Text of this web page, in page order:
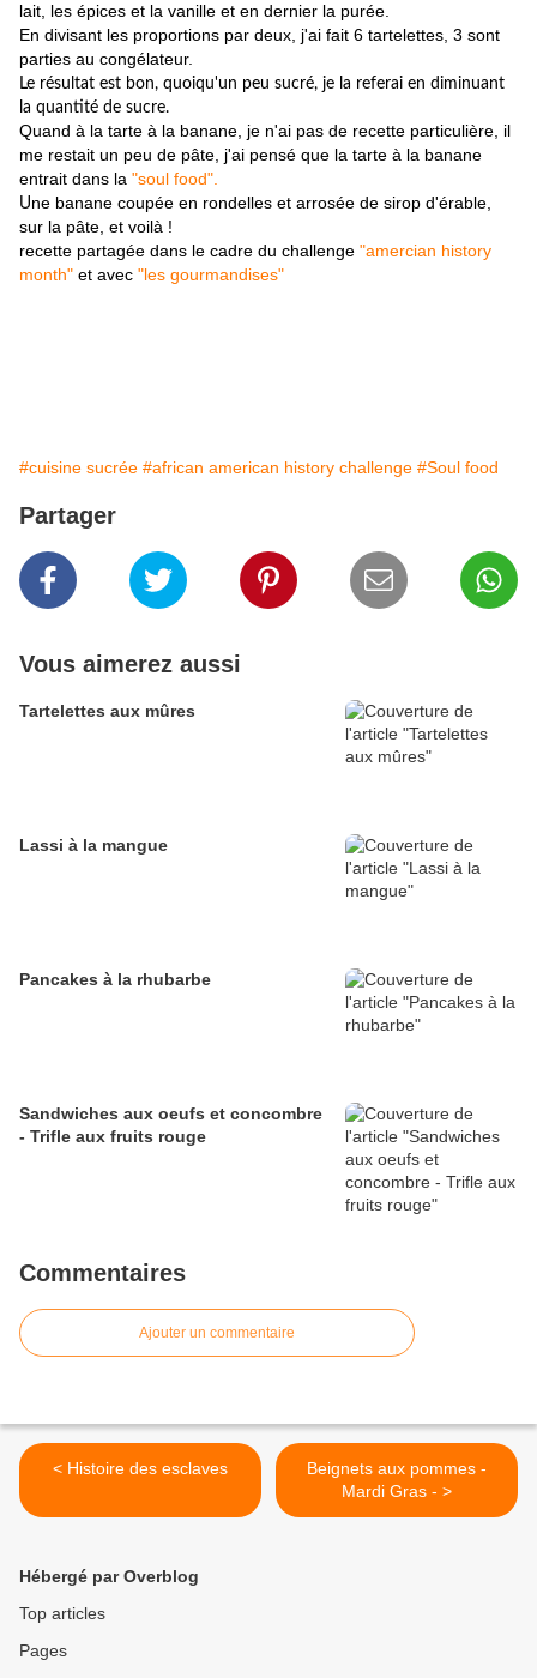
lait, les épices et la vanille et en dernier la purée.
En divisant les proportions par deux, j'ai fait 6 tartelettes, 3 sont
parties au congélateur.
Le résultat est bon, quoiqu'un peu sucré, je la referai en diminuant
la quantité de sucre.
Quand à la tarte à la banane, je n'ai pas de recette particulière, il
me restait un peu de pâte, j'ai pensé que la tarte à la banane
entrait dans la "soul food".
Une banane coupée en rondelles et arrosée de sirop d'érable,
sur la pâte, et voilà !
recette partagée dans le cadre du challenge "amercian history
month" et avec "les gourmandises"
#cuisine sucrée #african american history challenge #Soul food
Partager
Vous aimerez aussi
Tartelettes aux mûres
Lassi à la mangue
Pancakes à la rhubarbe
Sandwiches aux oeufs et concombre
- Trifle aux fruits rouge
Commentaires
Ajouter un commentaire
< Histoire des esclaves
Beignets aux pommes -
Mardi Gras - >
Hébergé par Overblog
Top articles
Pages